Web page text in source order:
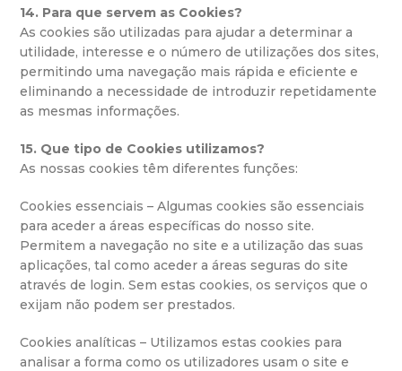
14. Para que servem as Cookies?
As cookies são utilizadas para ajudar a determinar a
utilidade, interesse e o número de utilizações dos sites,
permitindo uma navegação mais rápida e eficiente e
eliminando a necessidade de introduzir repetidamente
as mesmas informações.
15. Que tipo de Cookies utilizamos?
As nossas cookies têm diferentes funções:
Cookies essenciais – Algumas cookies são essenciais
para aceder a áreas específicas do nosso site.
Permitem a navegação no site e a utilização das suas
aplicações, tal como aceder a áreas seguras do site
através de login. Sem estas cookies, os serviços que o
exijam não podem ser prestados.
Cookies analíticas – Utilizamos estas cookies para
analisar a forma como os utilizadores usam o site e